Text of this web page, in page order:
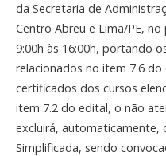
da Secretaria de
Centro Abreu e Lima/PE,
9:00h às 16:00h, portando
relacionados no item 7.6
certificados dos cursos
item 7.2 do edital, o não
excluirá, automaticamente,
Simplificada, sendo